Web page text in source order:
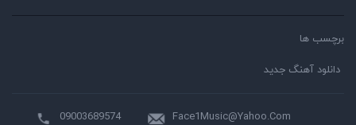
برچسب ها
دانلود آهنگ جدید
Face1Music@Yahoo.Com
09003689574